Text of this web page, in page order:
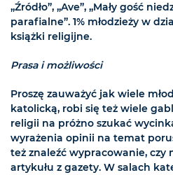
„Źródło”, „Ave”, „Mały gość
parafialne”. 1% młodzieży w
książki religijne.
Prasa i możliwości
Proszę zauważyć jak wiele
katolicką, robi się też wiele
religii na próżno szukać
wyrażenia opinii na temat
też znaleźć wypracowanie,
artykułu z gazety. W salach